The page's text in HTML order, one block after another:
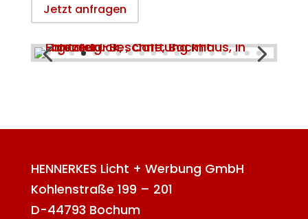
Jetzt anfragen
HENNERKES Licht + Werbung GmbH
Kohlenstraße 199 – 201
D-44793 Bochum